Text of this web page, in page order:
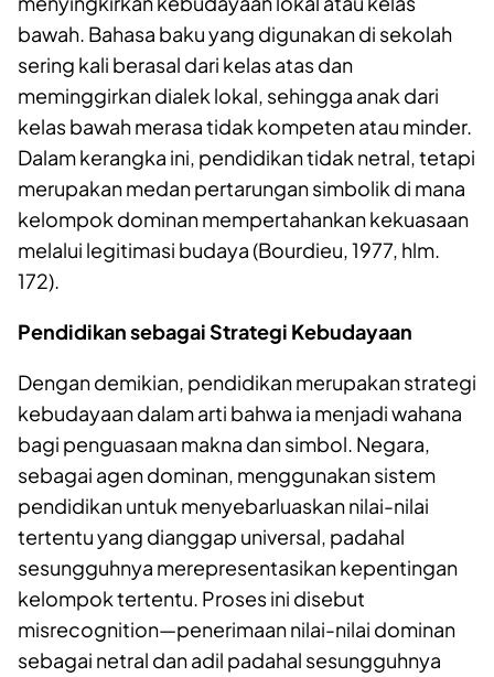
bawah. Bahasa baku yang digunakan di sekolah
sering kali berasal dari kelas atas dan
meminggirkan dialek lokal, sehingga anak dari
kelas bawah merasa tidak kompeten atau minder.
Dalam kerangka ini, pendidikan tidak netral, tetapi
merupakan medan pertarungan simbolik di mana
kelompok dominan mempertahankan kekuasaan
melalui legitimasi budaya (Bourdieu, 1977, hlm.
172).
Pendidikan sebagai Strategi Kebudayaan
Dengan demikian, pendidikan merupakan strategi
kebudayaan dalam arti bahwa ia menjadi wahana
bagi penguasaan makna dan simbol. Negara,
sebagai agen dominan, menggunakan sistem
pendidikan untuk menyebarluaskan nilai-nilai
tertentu yang dianggap universal, padahal
sesungguhnya merepresentasikan kepentingan
kelompok tertentu. Proses ini disebut
misrecognition—penerimaan nilai-nilai dominan
sebagai netral dan adil padahal sesungguhnya